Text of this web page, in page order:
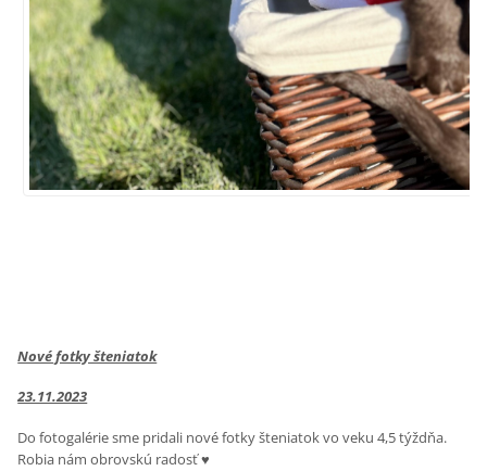
Nové fotky šteniatok
23.11.2023
Do fotogalérie sme pridali nové fotky šteniatok vo veku 4,5 týždňa.
Robia nám obrovskú radosť ♥